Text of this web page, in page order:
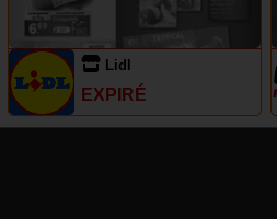
Lidl
EXPIRÉ